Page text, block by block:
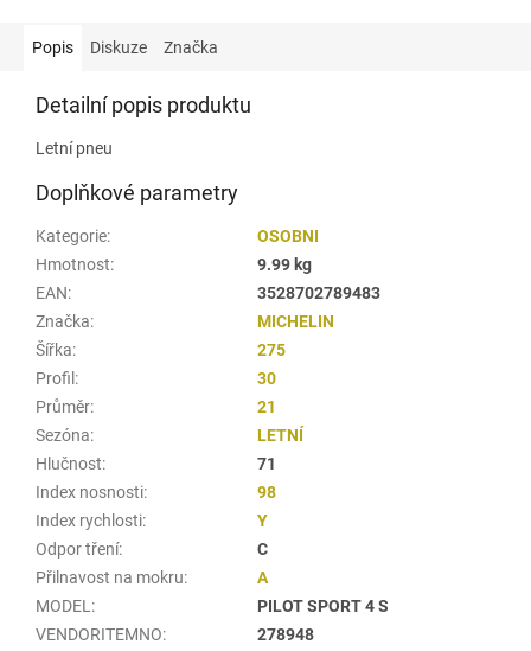
Popis Diskuze Značka
Detailní popis produktu
Letní pneu
Doplňkové parametry
Kategorie:
OSOBNI
Hmotnost:
9.99 kg
EAN:
3528702789483
Značka:
MICHELIN
Šířka:
275
Profil :
30
Průměr:
21
Sezóna:
LETNÍ
Hlučnost:
71
Index nosnosti:
98
Index rychlosti:
Y
Odpor tření:
C
Přilnavost na mokru:
A
MODEL :
PILOT SPORT 4 S
VENDORITEMNO:
278948